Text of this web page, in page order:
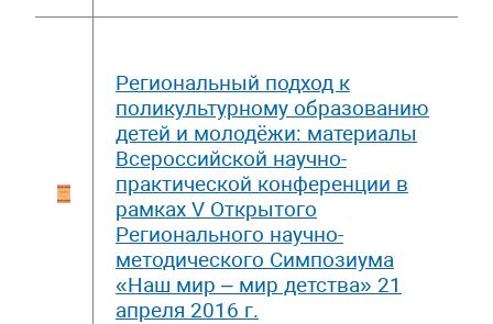
Региональный подход к
поликультурному образованию
детей и молодёжи: материалы
Всероссийской научно-
практической конференции в
рамках V Открытого
Регионального научно-
методического Симпозиума
«Наш мир – мир детства» 21
апреля 2016 г.